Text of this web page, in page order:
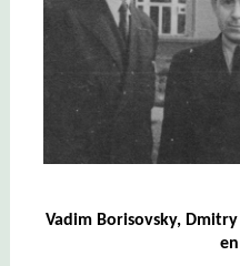
Vadim Borisovsky,